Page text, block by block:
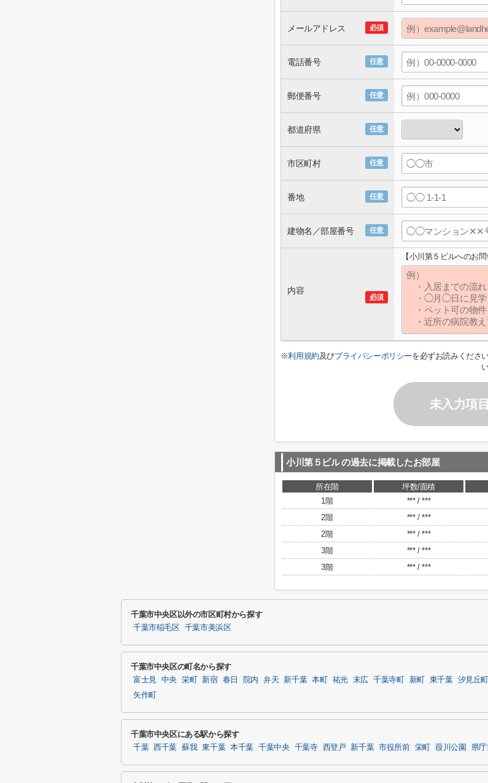
必須
メールアドレス
任意
電話番号
任意
郵便番号
任意
都道府県
任意
市区町村
任意
番地
任意
建物名／部屋番号
必須
内容
【小川第５ビルへのお問
※利用規約及びプライバシーポリシーを必ずお読みくださ
未入力項
小川第５ビル の過去に掲載したお部屋
所在階 坪数/面積
1階
*** / ***
2階
*** / ***
2階
*** / ***
3階
*** / ***
3階
*** / ***
千葉市中央区以外の市区町村から探す
千葉市稲毛区 千葉市美浜区
千葉市中央区の町名から探す
富士見 中央 栄町 新宿 春日 院内 弁天 新千葉 本町 祐光 末広 千葉寺町 新町 東千葉 汐見丘町
矢作町
千葉市中央区にある駅から探す
千葉 西千葉 蘇我 東千葉 本千葉 千葉中央 千葉寺 西登戸 新千葉 市役所前 栄町 葭川公園 県